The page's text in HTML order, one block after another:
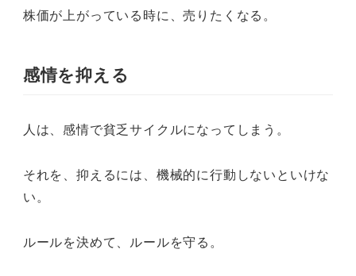
株価が上がっている時に、売りたくなる。
感情を抑える
人は、感情で貧乏サイクルになってしまう。
それを、抑えるには、機械的に行動しないといけな
い。
ルールを決めて、ルールを守る。